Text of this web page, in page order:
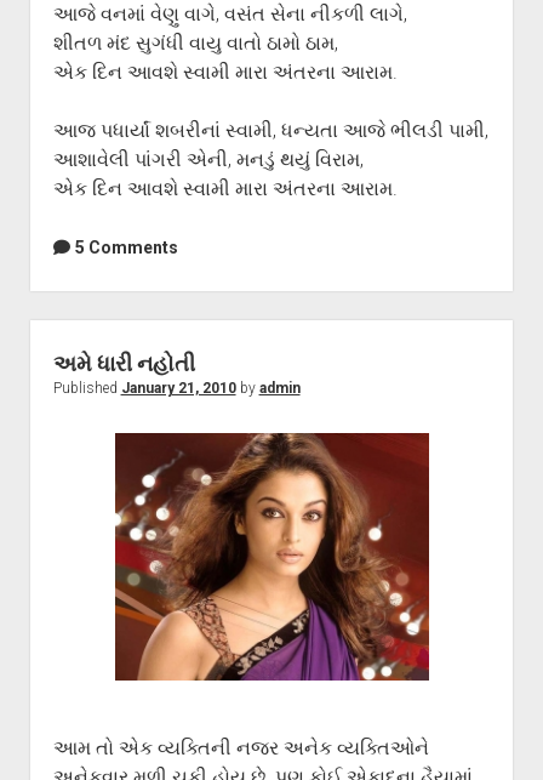
આજે વનમાં વેણુ વાગે, વસંત સેના નીકળી લાગે,
શીતળ મંદ સુગંધી વાયુ વાતો ઠામો ઠામ,
એક દિન આવશે સ્વામી મારા અંતરના આરામ.
આજ પધાર્યાં શબરીનાં સ્વામી, ધન્યતા આજે ભીલડી પામી,
આશાવેલી પાંગરી એની, મનડું થયું વિરામ,
એક દિન આવશે સ્વામી મારા અંતરના આરામ.
5 Comments
અમે ધારી નહોતી
Published January 21, 2010by admin
આમ તો એક વ્યક્તિની નજર અનેક વ્યક્તિઓને